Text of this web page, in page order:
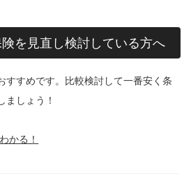
を見直し検討している方へ
すすめです。比較検討して一番安く条
ましょう！
かる！